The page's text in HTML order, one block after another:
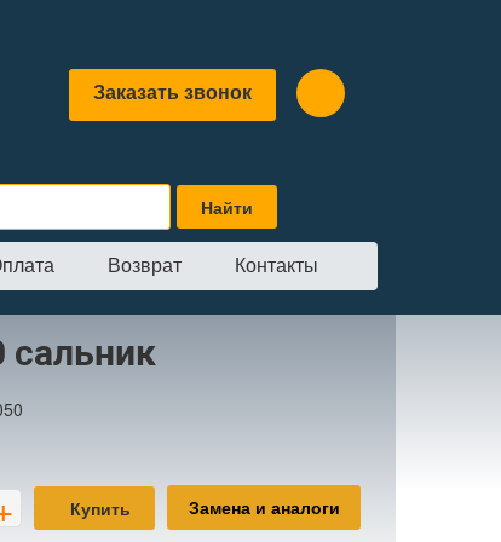
Заказать звонок
Возврат Контакты
сальник
Купить Замена и аналоги